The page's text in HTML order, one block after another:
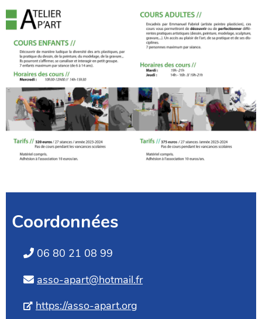
Coordonnées
06 80 21 08 99
asso-apart@hotmail.fr
https://asso-apart.org